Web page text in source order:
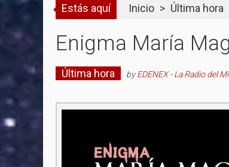
Estás aquí Inicio > Última hora
Enigma María
Última hora byEDENEX - La Radio del